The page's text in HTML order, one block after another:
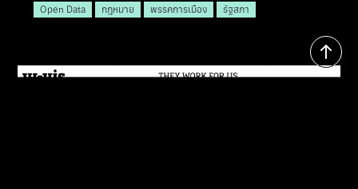
Open Data กฎหมาย พรรคการเมือง รัฐสภา